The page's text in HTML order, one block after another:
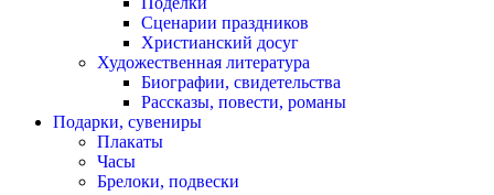
Сценарии праздников
Христианский досуг
Художественная литература
Биографии, свидетельства
Рассказы, повести, романы
Подарки, сувениры
Плакаты
Часы
Брелоки, подвески